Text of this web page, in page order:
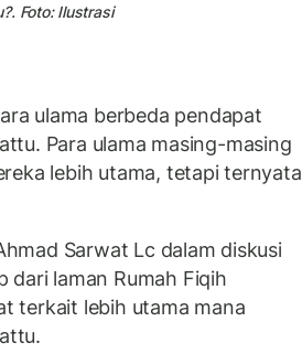
Foto: Ilustrasi
ulama berbeda pendapat
Para ulama masing-masing
lebih utama, tetapi ternyata
Sarwat Lc dalam diskusi
dari laman Rumah Fiqih
terkait lebih utama mana